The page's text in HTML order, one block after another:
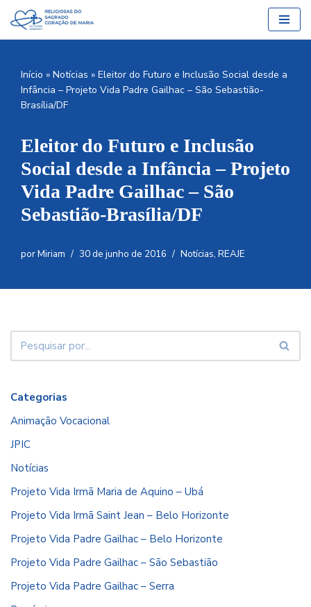
Pular
conteúdo
Início » Notícias » Eleitor do Futuro e Inclusão Social desde a
Infância – Projeto Vida Padre Gailhac – São Sebastião-
Brasília/DF
Eleitor do Futuro e Inclusão
Social desde a Infância – Projeto
Vida Padre Gailhac – São
Sebastião-Brasília/DF
porMiriam 30 de junho de 2016 Notícias, REAJE
Categorias
Animação Vocacional
JPIC
Notícias
Projeto Vida Irmã Maria de Aquino – Ubá
Projeto Vida Irmã Saint Jean – Belo Horizonte
Projeto Vida Padre Gailhac – Belo Horizonte
Projeto Vida Padre Gailhac – São Sebastião
Projeto Vida Padre Gailhac – Serra